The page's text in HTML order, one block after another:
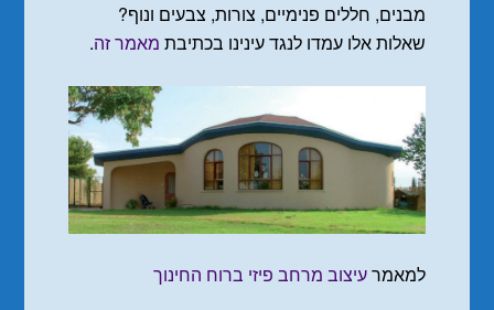
מבנים, חללים פנימיים, צורות, צבעים ונוף?
שאלות אלו עמדו לנגד עינינו בכתיבת מאמר זה.
למאמרעיצוב מרחב פיזי ברוח החינוך